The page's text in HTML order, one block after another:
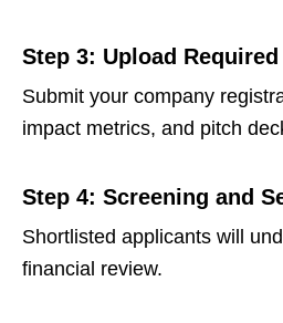
Step 3: Upload
Submit your company
impact metrics, and pitch
Step 4: Screening and
Shortlisted applicants will
financial review.